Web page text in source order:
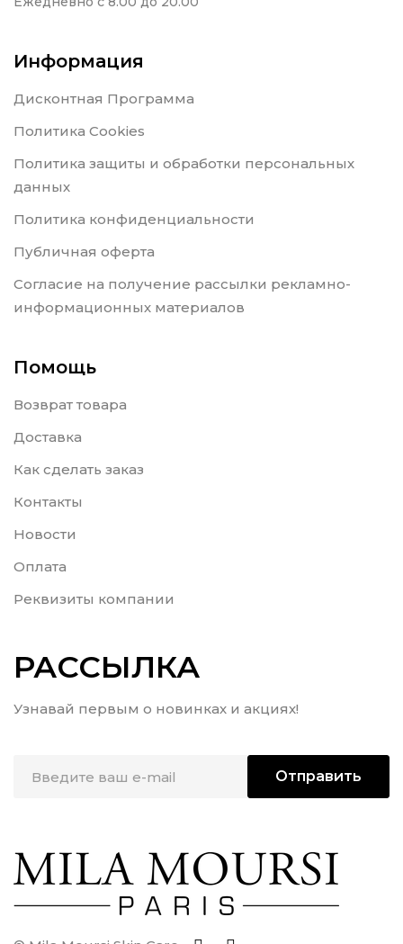
Информация
Дисконтная Программа
Политика Cookies
Политика защиты и обработки персональных
данных
Политика конфиденциальности
Публичная оферта
Согласие на получение рассылки рекламно-
информационных материалов
Помощь
Возврат товара
Доставка
Как сделать заказ
Контакты
Новости
Оплата
Реквизиты компании
РАССЫЛКА
Узнавай первым о новинках и акциях!
Отправить